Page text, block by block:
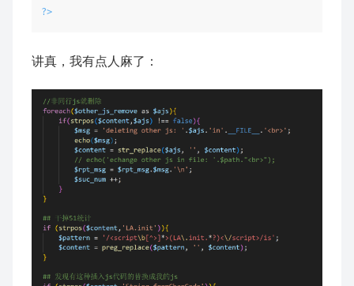
?>
讲真，我有点人麻了：